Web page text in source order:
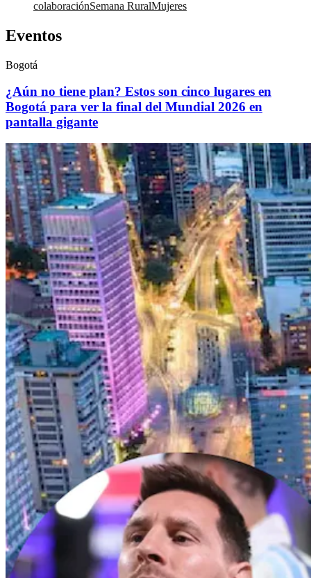
colaboraciónSemana RuralMujeres
Eventos
Bogotá
¿Aún no tiene plan? Estos son cinco lugares en
Bogotá para ver la final del Mundial 2026 en
pantalla gigante